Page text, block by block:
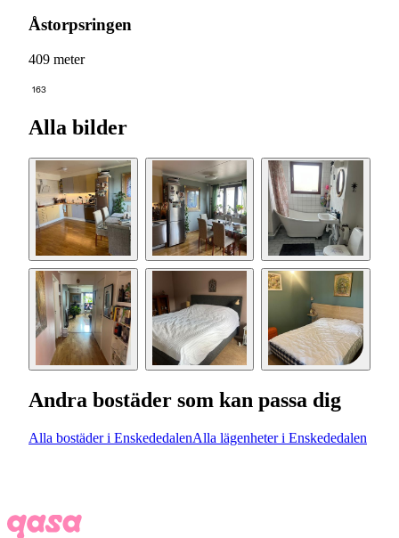
Åstorpsringen
409 meter
163
Alla bilder
Andra bostäder som kan passa dig
Alla bostäder i EnskededalenAlla lägenheter i Enskededalen